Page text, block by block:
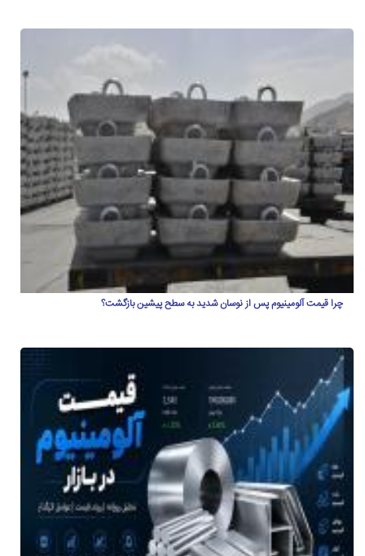
چرا قیمت آلومینیوم پس از نوسان شدید به سطح پیشین بازگشت؟